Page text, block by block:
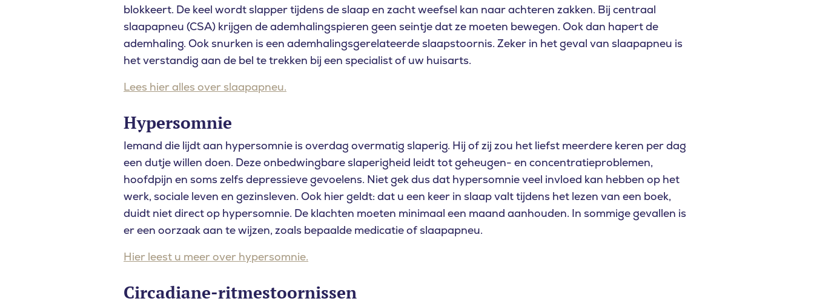
Waar bent u naar op zoek
ZOEKEN
blokkeert. De keel wordt slapper tijdens de slaap en zacht weefsel kan naar achteren zakken. Bij centraal
slaapapneu (CSA) krijgen de ademhalingspieren geen seintje dat ze moeten bewegen. Ook dan hapert de
ademhaling. Ook snurken is een ademhalingsgerelateerde slaapstoornis. Zeker in het geval van slaapapneu is
het verstandig aan de bel te trekken bij een specialist of uw huisarts.
Lees hier alles over slaapapneu.
Hypersomnie
Iemand die lijdt aan hypersomnie is overdag overmatig slaperig. Hij of zij zou het liefst meerdere keren per dag
een dutje willen doen. Deze onbedwingbare slaperigheid leidt tot geheugen- en concentratieproblemen,
hoofdpijn en soms zelfs depressieve gevoelens. Niet gek dus dat hypersomnie veel invloed kan hebben op het
werk, sociale leven en gezinsleven. Ook hier geldt: dat u een keer in slaap valt tijdens het lezen van een boek,
duidt niet direct op hypersomnie. De klachten moeten minimaal een maand aanhouden. In sommige gevallen is
er een oorzaak aan te wijzen, zoals bepaalde medicatie of slaapapneu.
Hier leest u meer over hypersomnie.
Circadiane-ritmestoornissen